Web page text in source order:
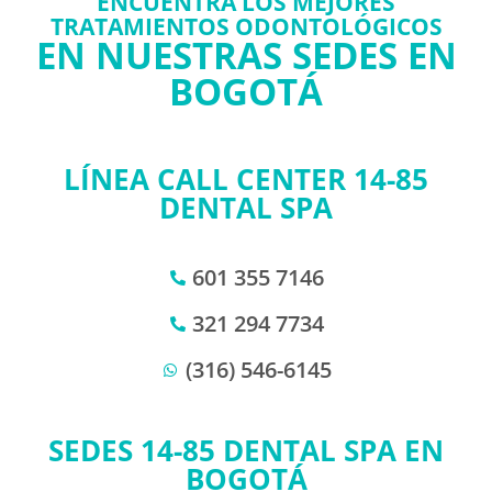
TRATAMIENTOS ODONTOLÓGICOS
EN NUESTRAS SEDES EN
BOGOTÁ
LÍNEA CALL CENTER 14-85
DENTAL SPA
601 355 7146
321 294 7734
(316) 546-6145
SEDES 14-85 DENTAL SPA EN
BOGOTÁ